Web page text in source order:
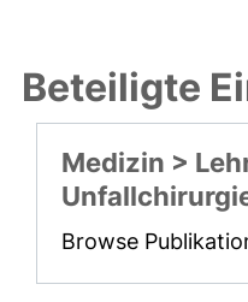
Beteiligte
Medizin >
Browse